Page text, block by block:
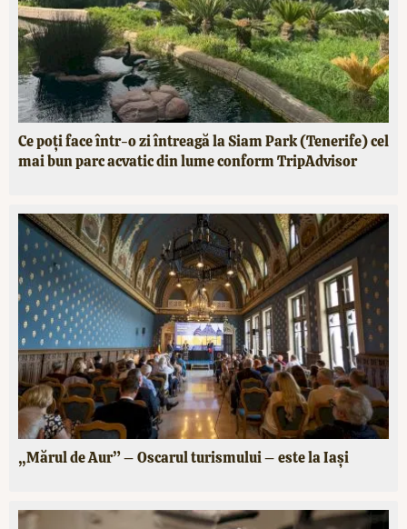
Ce poți face într-o zi întreagă la Siam Park (Tenerife) cel
mai bun parc acvatic din lume conform TripAdvisor
„Mărul de Aur” – Oscarul turismului – este la Iași